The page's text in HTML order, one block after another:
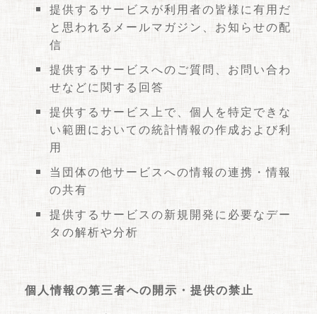
提供するサービスが利用者の皆様に有用だ
と思われるメールマガジン、お知らせの配
信
提供するサービスへのご質問、お問い合わ
せなどに関する回答
提供するサービス上で、個人を特定できな
い範囲においての統計情報の作成および利
用
当団体の他サービスへの情報の連携・情報
の共有
提供するサービスの新規開発に必要なデー
タの解析や分析
個人情報の第三者への開示・提供の禁止